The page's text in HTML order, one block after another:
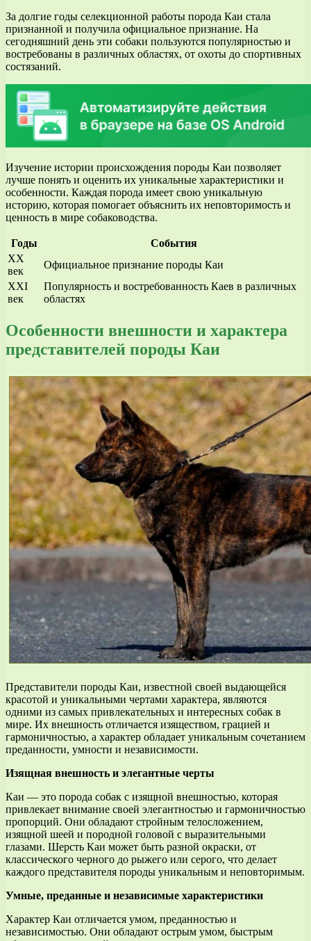
За долгие годы селекционной работы порода Каи стала
признанной и получила официальное признание. На
сегодняшний день эти собаки пользуются популярностью и
востребованы в различных областях, от охоты до спортивных
состязаний.
Изучение истории происхождения породы Каи позволяет
лучше понять и оценить их уникальные характеристики и
особенности. Каждая порода имеет свою уникальную
историю, которая помогает объяснить их неповторимость и
ценность в мире собаководства.
Годы
События
XX
век
Официальное признание породы Каи
XXI
век
Популярность и востребованность Каев в различных
областях
Особенности внешности и характера
представителей породы Каи
Представители породы Каи, известной своей выдающейся
красотой и уникальными чертами характера, являются
одними из самых привлекательных и интересных собак в
мире. Их внешность отличается изяществом, грацией и
гармоничностью, а характер обладает уникальным сочетанием
преданности, умности и независимости.
Изящная внешность и элегантные черты
Каи — это порода собак с изящной внешностью, которая
привлекает внимание своей элегантностью и гармоничностью
пропорций. Они обладают стройным телосложением,
изящной шеей и породной головой с выразительными
глазами. Шерсть Каи может быть разной окраски, от
классического черного до рыжего или серого, что делает
каждого представителя породы уникальным и неповторимым.
Умные, преданные и независимые характеристики
Характер Каи отличается умом, преданностью и
независимостью. Они обладают острым умом, быстрым